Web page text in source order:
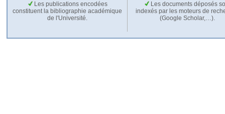
Les publications encodées
constituent la bibliographie académique
de l'Université.
Les documents déposés
indexés par les moteurs de
(Google Scholar,…).